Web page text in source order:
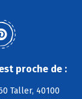
proche de :
Taller, 40100